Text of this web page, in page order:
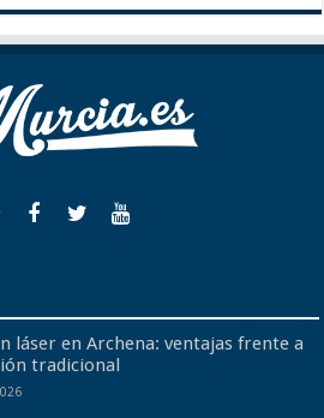
láser en Archena: ventajas frente a
tradicional